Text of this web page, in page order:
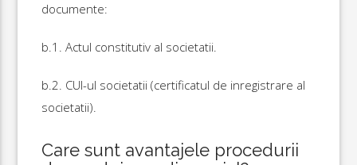
documente:
b.1. Actul constitutiv al societatii.
b.2. CUI-ul societatii (certificatul de inregistrare al
societatii).
Care sunt avantajele procedurii